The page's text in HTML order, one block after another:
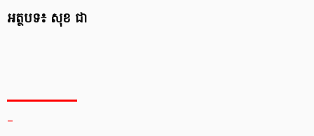
អត្ថបទ៖ សុខ ជា
_